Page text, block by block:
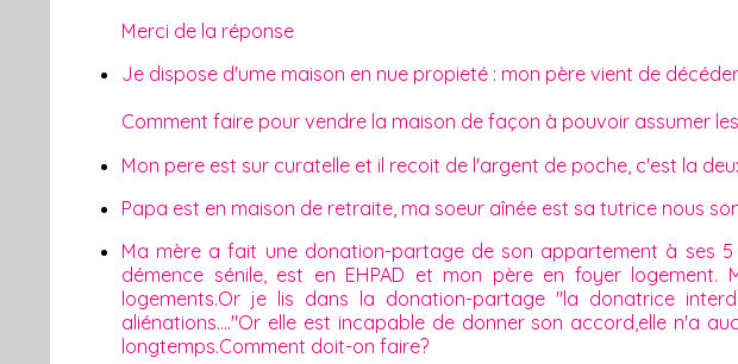
Merci de la réponse
Je dispose d'ume maison en nue propieté : mon père vient de
Comment faire pour vendre la maison de façon à pouvoir assumer
Mon pere est sur curatelle et il recoit de l'argent de poche, c'est la
Papa est en maison de retraite, ma soeur aînée est sa tutrice nous
Ma mère a fait une donation-partage de son appartement à ses
démence sénile, est en EHPAD et mon père en foyer
logements.Or je lis dans la donation-partage "la donatrice
aliénations...."Or elle est incapable de donner son accord,elle n'a
longtemps.Comment doit-on faire?